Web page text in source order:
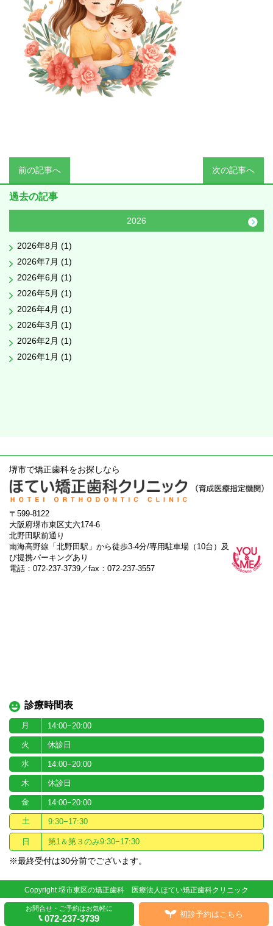
前の記事へ 次の記事へ
過去の記事
2026
2026年8月 (1)
2026年7月 (1)
2026年6月 (1)
2026年5月 (1)
2026年4月 (1)
2026年3月 (1)
2026年2月 (1)
2026年1月 (1)
堺市で矯正歯科をお探しなら
〒599-8122
大阪府堺市東区丈六174-6
北野田駅前通り
南海高野線「北野田駅」から徒歩3-4分/専用駐車場（10台）及
び提携パーキングあり
電話：072-237-3739／fax：072-237-3557
診療時間表
月 14:00−20:00
火 休診日
水 14:00−20:00
木 休診日
金 14:00−20:00
土 9:30−17:30
日 第1＆第３のみ9:30−17:30
※最終受付は30分前でございます。
Copyright 堺市東区の矯正歯科 医療法人ほてい矯正歯科クリニック
お問合せ・ご予約はお気軽に
072-237-3739 初診予約はこちら